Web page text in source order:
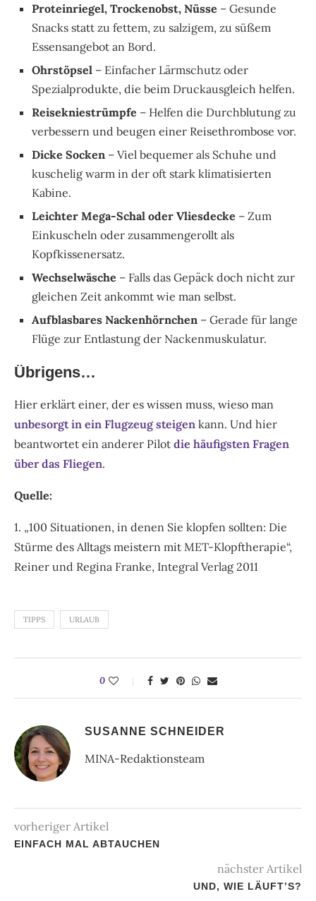
Proteinriegel, Trockenobst, Nüsse – Gesunde
Snacks statt zu fettem, zu salzigem, zu süßem
Essensangebot an Bord.
Ohrstöpsel – Einfacher Lärmschutz oder
Spezialprodukte, die beim Druckausgleich helfen.
Reisekniestrümpfe – Helfen die Durchblutung zu
verbessern und beugen einer Reisethrombose vor.
Dicke Socken – Viel bequemer als Schuhe und
kuschelig warm in der oft stark klimatisierten
Kabine.
Leichter Mega-Schal oder Vliesdecke – Zum
Einkuscheln oder zusammengerollt als
Kopfkissenersatz.
Wechselwäsche – Falls das Gepäck doch nicht zur
gleichen Zeit ankommt wie man selbst.
Aufblasbares Nackenhörnchen – Gerade für lange
Flüge zur Entlastung der Nackenmuskulatur.
Übrigens…
Hier erklärt einer, der es wissen muss, wieso man
unbesorgt in ein Flugzeug steigen kann. Und hier
beantwortet ein anderer Pilot die häufigsten Fragen
über das Fliegen.
Quelle:
1. „100 Situationen, in denen Sie klopfen sollten: Die
Stürme des Alltags meistern mit MET-Klopftherapie“,
Reiner und Regina Franke, Integral Verlag 2011
TIPPS URLAUB
0
SUSANNE SCHNEIDER
MINA-Redaktionsteam
vorheriger Artikel
EINFACH MAL ABTAUCHEN
nächster Artikel
UND, WIE LÄUFT’S?